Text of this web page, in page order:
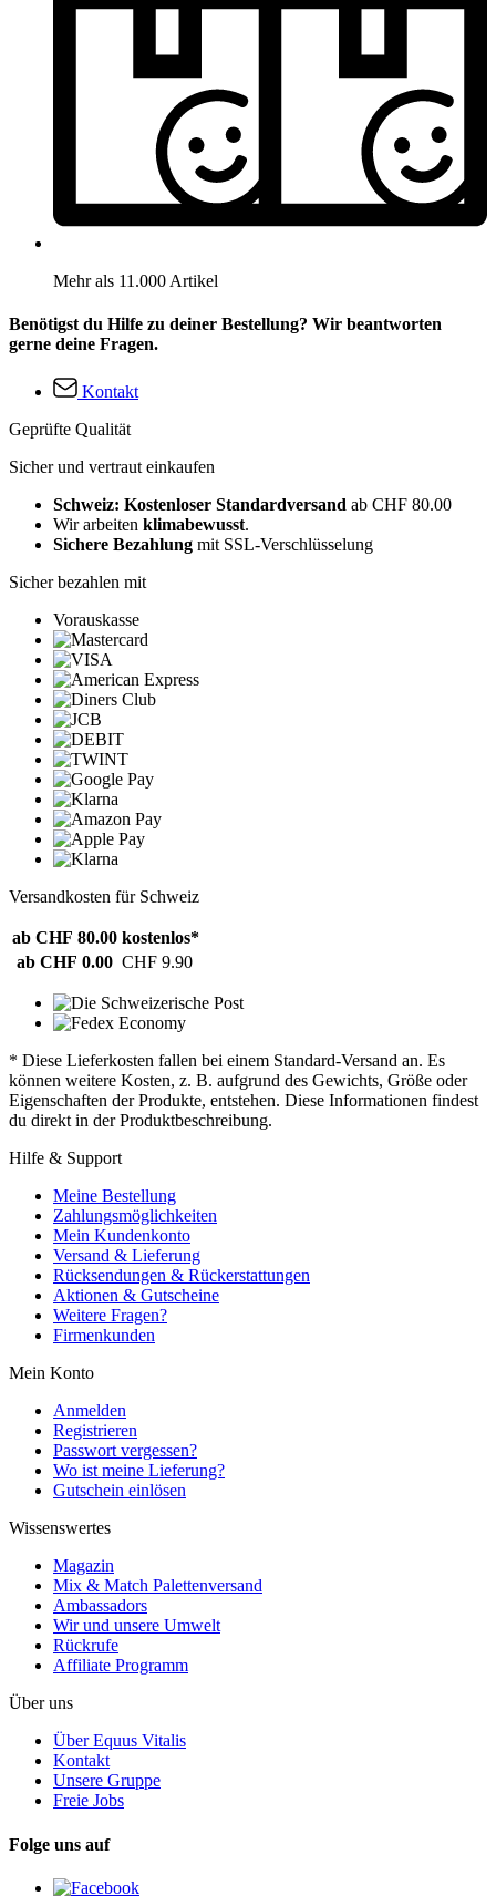
Mehr als 11.000 Artikel
Benötigst du Hilfe zu deiner Bestellung? Wir beantworten
gerne deine Fragen.
Kontakt
Geprüfte Qualität
Sicher und vertraut einkaufen
Schweiz: Kostenloser Standardversand ab CHF 80.00
Wir arbeiten klimabewusst.
Sichere Bezahlung mit SSL-Verschlüsselung
Sicher bezahlen mit
Vorauskasse
Versandkosten für Schweiz
ab CHF 80.00 kostenlos*
ab CHF 0.00 CHF 9.90
* Diese Lieferkosten fallen bei einem Standard-Versand an. Es
können weitere Kosten, z. B. aufgrund des Gewichts, Größe oder
Eigenschaften der Produkte, entstehen. Diese Informationen findest
du direkt in der Produktbeschreibung.
Hilfe & Support
Meine Bestellung
Zahlungsmöglichkeiten
Mein Kundenkonto
Versand & Lieferung
Rücksendungen & Rückerstattungen
Aktionen & Gutscheine
Weitere Fragen?
Firmenkunden
Mein Konto
Anmelden
Registrieren
Passwort vergessen?
Wo ist meine Lieferung?
Gutschein einlösen
Wissenswertes
Magazin
Mix & Match Palettenversand
Ambassadors
Wir und unsere Umwelt
Rückrufe
Affiliate Programm
Über uns
Über Equus Vitalis
Kontakt
Unsere Gruppe
Freie Jobs
Folge uns auf